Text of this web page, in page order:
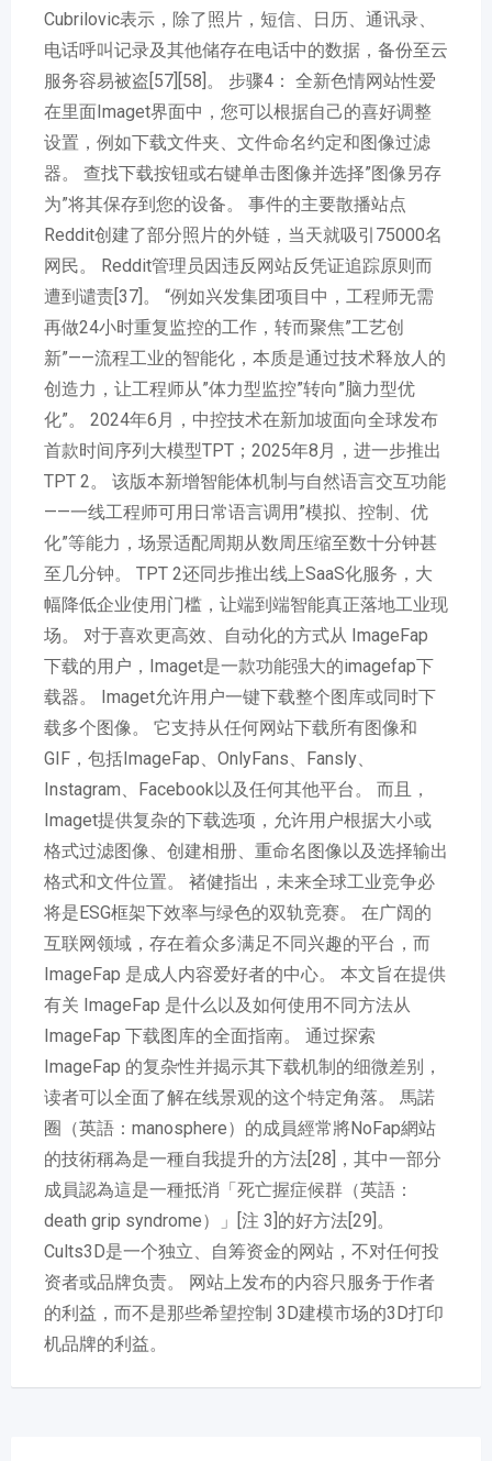
Cubrilovic表示，除了照片，短信、日历、通讯录、
电话呼叫记录及其他储存在电话中的数据，备份至云
服务容易被盗[57][58]。 步骤4： 全新色情网站性爱
在里面Imaget界面中，您可以根据自己的喜好调整
设置，例如下载文件夹、文件命名约定和图像过滤
器。 查找下载按钮或右键单击图像并选择”图像另存
为”将其保存到您的设备。 事件的主要散播站点
Reddit创建了部分照片的外链，当天就吸引75000名
网民。 Reddit管理员因违反网站反凭证追踪原则而
遭到谴责[37]。 “例如兴发集团项目中，工程师无需
再做24小时重复监控的工作，转而聚焦”工艺创
新”——流程工业的智能化，本质是通过技术释放人的
创造力，让工程师从”体力型监控”转向”脑力型优
化”。 2024年6月，中控技术在新加坡面向全球发布
首款时间序列大模型TPT；2025年8月，进一步推出
TPT 2。 该版本新增智能体机制与自然语言交互功能
——一线工程师可用日常语言调用”模拟、控制、优
化”等能力，场景适配周期从数周压缩至数十分钟甚
至几分钟。 TPT 2还同步推出线上SaaS化服务，大
幅降低企业使用门槛，让端到端智能真正落地工业现
场。 对于喜欢更高效、自动化的方式从 ImageFap
下载的用户，Imaget是一款功能强大的imagefap下
载器。 Imaget允许用户一键下载整个图库或同时下
载多个图像。 它支持从任何网站下载所有图像和
GIF，包括ImageFap、OnlyFans、Fansly、
Instagram、Facebook以及任何其他平台。 而且，
Imaget提供复杂的下载选项，允许用户根据大小或
格式过滤图像、创建相册、重命名图像以及选择输出
格式和文件位置。 褚健指出，未来全球工业竞争必
将是ESG框架下效率与绿色的双轨竞赛。 在广阔的
互联网领域，存在着众多满足不同兴趣的平台，而
ImageFap 是成人内容爱好者的中心。 本文旨在提供
有关 ImageFap 是什么以及如何使用不同方法从
ImageFap 下载图库的全面指南。 通过探索
ImageFap 的复杂性并揭示其下载机制的细微差别，
读者可以全面了解在线景观的这个特定角落。 馬諾
圈（英語：manosphere）的成員經常將NoFap網站
的技術稱為是一種自我提升的方法[28]，其中一部分
成員認為這是一種抵消「死亡握症候群（英語：
death grip syndrome）」[注 3]的好方法[29]。
Cults3D是一个独立、自筹资金的网站，不对任何投
资者或品牌负责。 网站上发布的内容只服务于作者
的利益，而不是那些希望控制 3D建模市场的3D打印
机品牌的利益。